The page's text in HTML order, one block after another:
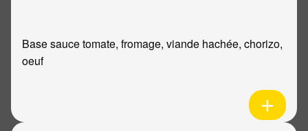
Base sauce tomate, fromage, viande hachée, chorizo,
oeuf